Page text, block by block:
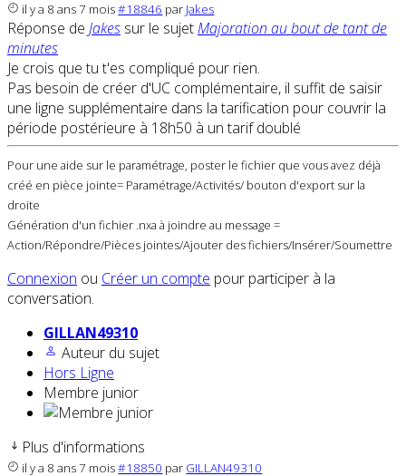
il y a 8 ans 7 mois#18846 par Jakes
Réponse de Jakes sur le sujetMajoration au bout de tant de
minutes
Je crois que tu t'es compliqué pour rien.
Pas besoin de créer d'UC complémentaire, il suffit de saisir
une ligne supplémentaire dans la tarification pour couvrir la
période postérieure à 18h50 à un tarif doublé
Pour une aide sur le paramétrage, poster le fichier que vous avez déjà
créé en pièce jointe= Paramétrage/Activités/ bouton d'export sur la
droite
Génération d'un fichier .nxa à joindre au message =
Action/Répondre/Pièces jointes/Ajouter des fichiers/Insérer/Soumettre
Connexion ou Créer un compte pour participer à la
conversation.
GILLAN49310
Auteur du sujet
Hors Ligne
Membre junior
Plus d'informations
il y a 8 ans 7 mois#18850 par GILLAN49310